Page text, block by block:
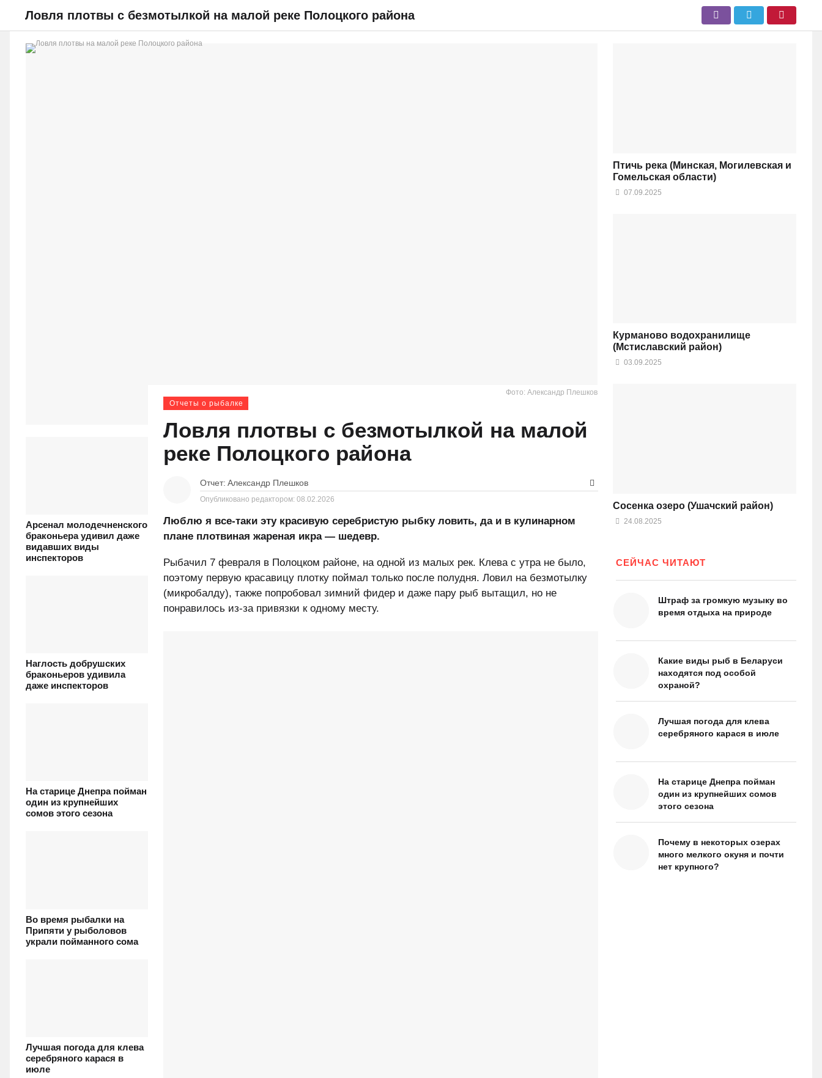
НОВОСТИ СПРАВОЧНИК ВОПРОС & ОТВЕТ
Ловля плотвы с безмотылкой на малой реке Полоцкого района
Фото: Александр Плешков
Арсенал молодечненского
браконьера удивил даже
видавших виды
инспекторов
Наглость добрушских
браконьеров удивила
даже инспекторов
На старице Днепра пойман
один из крупнейших
сомов этого сезона
Во время рыбалки на
Припяти у рыболовов
украли пойманного сома
Лучшая погода для клева
серебряного карася в
июле
Отчеты о рыбалке
Ловля плотвы с безмотылкой на малой
реке Полоцкого района
Отчет: Александр Плешков
Опубликовано редактором: 08.02.2026
Люблю я все-таки эту красивую серебристую рыбку ловить, да и в кулинарном
плане плотвиная жареная икра — шедевр.
Рыбачил 7 февраля в Полоцком районе, на одной из малых рек. Клева с утра не было,
поэтому первую красавицу плотку поймал только после полудня. Ловил на безмотылку
(микробалду), также попробовал зимний фидер и даже пару рыб вытащил, но не
понравилось из-за привязки к одному месту.
Птичь река (Минская, Могилевская и
Гомельская области)
07.09.2025
Курманово водохранилище
(Мстиславский район)
03.09.2025
Сосенка озеро (Ушачский район)
24.08.2025
СЕЙЧАС ЧИТАЮТ
Штраф за громкую музыку во
время отдыха на природе
Какие виды рыб в Беларуси
находятся под особой
охраной?
Лучшая погода для клева
серебряного карася в июле
На старице Днепра пойман
один из крупнейших сомов
этого сезона
Почему в некоторых озерах
много мелкого окуня и почти
нет крупного?